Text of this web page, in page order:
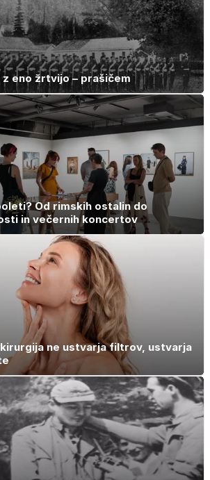
eno žrtvijo – prašičem
Od rimskih ostalin do
in večernih koncertov
ne ustvarja filtrov, ustvarja